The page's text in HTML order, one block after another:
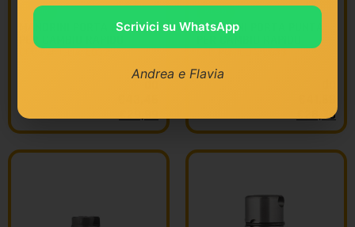
KLEIN
MANDRINI PORTA PUNTA
PER CAMBIO RAPIDO
COD FAMIGLIA:L032
€29,99
MANDRINI PORTA PUNTA
COD FAMIGLIA:L033
€28,76
Scrivici su WhatsApp
Andrea e Flavia